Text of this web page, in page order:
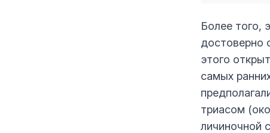
Более того,
достоверно
этого
самых
триасом
личиночной